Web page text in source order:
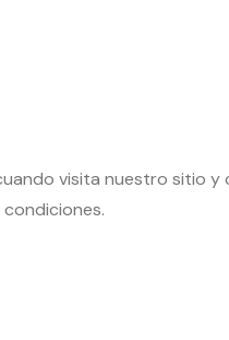
visita nuestro sitio y